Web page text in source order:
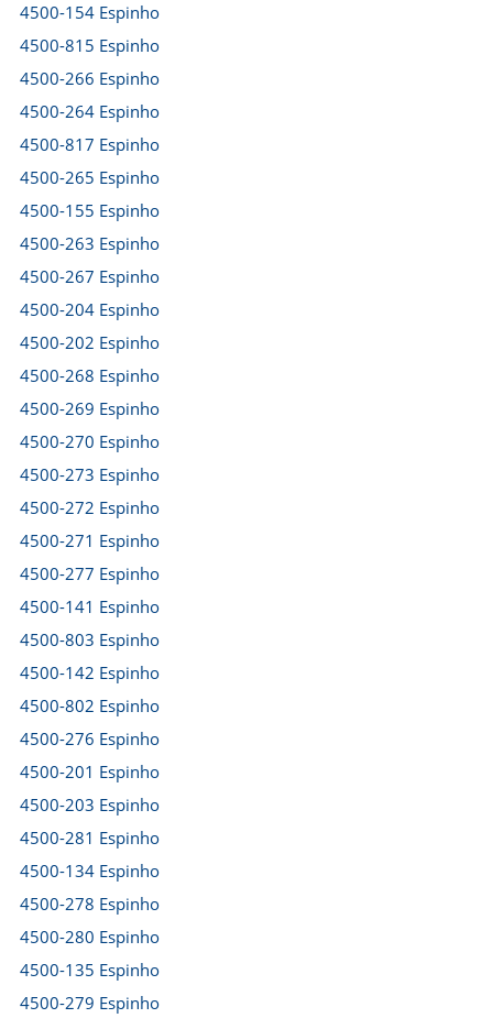
4500-154 Espinho
4500-815 Espinho
4500-266 Espinho
4500-264 Espinho
4500-817 Espinho
4500-265 Espinho
4500-155 Espinho
4500-263 Espinho
4500-267 Espinho
4500-204 Espinho
4500-202 Espinho
4500-268 Espinho
4500-269 Espinho
4500-270 Espinho
4500-273 Espinho
4500-272 Espinho
4500-271 Espinho
4500-277 Espinho
4500-141 Espinho
4500-803 Espinho
4500-142 Espinho
4500-802 Espinho
4500-276 Espinho
4500-201 Espinho
4500-203 Espinho
4500-281 Espinho
4500-134 Espinho
4500-278 Espinho
4500-280 Espinho
4500-135 Espinho
4500-279 Espinho